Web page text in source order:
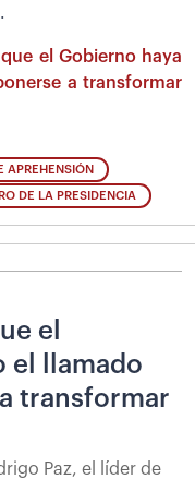
el Gobierno haya
a transformar
APREHENSIÓN
DE LA PRESIDENCIA
el
el llamado
transformar
Paz, el líder de